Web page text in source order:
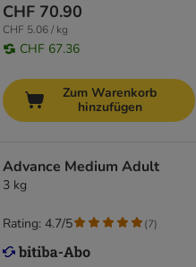
CHF 70.90
CHF 5.06 / kg
CHF 67.36
Zum Warenkorb
hinzufügen
Advance Medium Adult
3 kg
Rating: 4.7/5 (7)